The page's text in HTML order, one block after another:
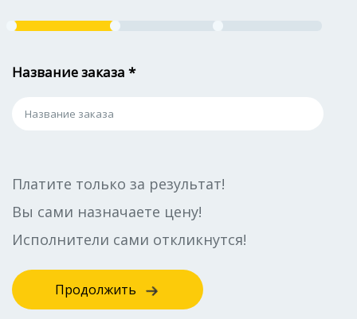
Название заказа *
Платите только за результат!
Вы сами назначаете цену!
Исполнители сами откликнутся!
Продолжить